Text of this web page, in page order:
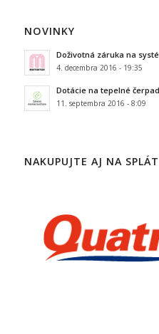
NOVINKY
Doživotná záruka na
4. decembra 2016 - 19:35
Dotácie na tepelné
11. septembra 2016 - 8:09
NAKUPUJTE AJ NA